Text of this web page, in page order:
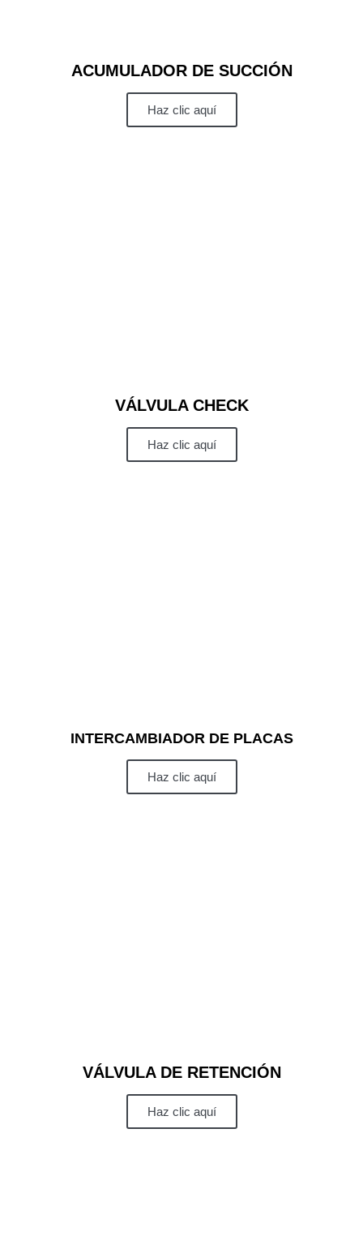
ACUMULADOR DE SUCCIÓN
Haz clic aquí
VÁLVULA CHECK
Haz clic aquí
INTERCAMBIADOR DE PLACAS
Haz clic aquí
VÁLVULA DE RETENCIÓN
Haz clic aquí